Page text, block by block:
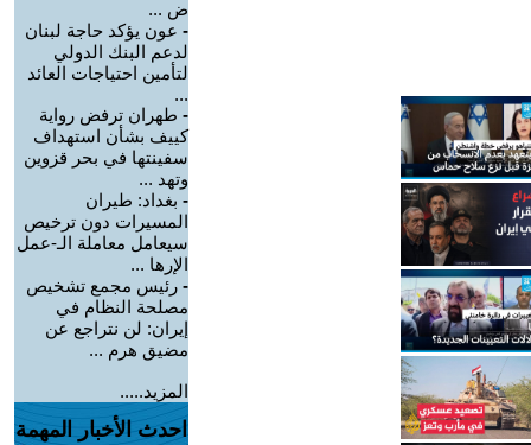
ض ...
- عون يؤكد حاجة لبنان
لدعم البنك الدولي
لتأمين احتياجات العائد
...
- طهران ترفض رواية
كييف بشأن استهداف
سفينتها في بحر قزوين
وتهد ...
- بغداد: طيران
المسيرات دون ترخيص
سيعامل معاملة الـ-عمل
الإرها ...
- رئيس مجمع تشخيص
مصلحة النظام في
إيران: لن نتراجع عن
مضيق هرم ...
المزيد.....
احدث الأخبار المهمة